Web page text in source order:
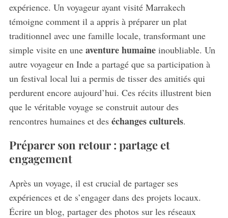
expérience. Un voyageur ayant visité Marrakech
témoigne comment il a appris à préparer un plat
traditionnel avec une famille locale, transformant une
simple visite en une aventure humaineinoubliable. Un
autre voyageur en Inde a partagé que sa participation à
un festival local lui a permis de tisser des amitiés qui
perdurent encore aujourd’hui. Ces récits illustrent bien
que le véritable voyage se construit autour des
rencontres humaines et des échanges culturels.
Préparer son retour : partage et
engagement
Après un voyage, il est crucial de partager ses
expériences et de s’engager dans des projets locaux.
Écrire un blog, partager des photos sur les réseaux